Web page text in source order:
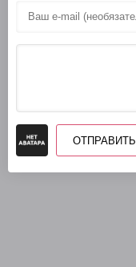
ОТПРАВИТЬ